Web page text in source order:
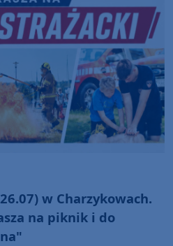
w Charzykowach.
na piknik i do